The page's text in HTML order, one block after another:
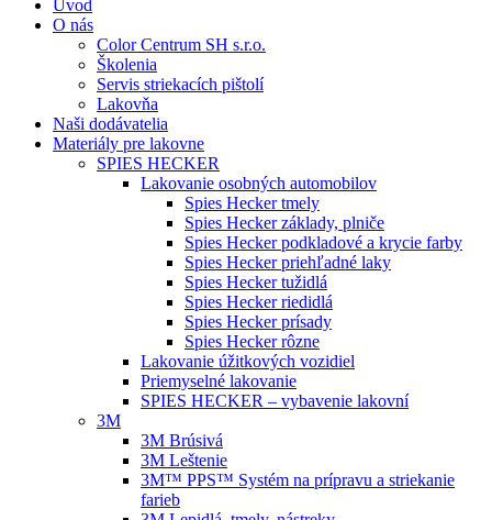
Úvod
O nás
Color Centrum SH s.r.o.
Školenia
Servis striekacích pištolí
Lakovňa
Naši dodávatelia
Materiály pre lakovne
SPIES HECKER
Lakovanie osobných automobilov
Spies Hecker tmely
Spies Hecker základy, plniče
Spies Hecker podkladové a krycie farby
Spies Hecker priehľadné laky
Spies Hecker tužidlá
Spies Hecker riedidlá
Spies Hecker prísady
Spies Hecker rôzne
Lakovanie úžitkových vozidiel
Priemyselné lakovanie
SPIES HECKER – vybavenie lakovní
3M
3M Brúsivá
3M Leštenie
3M™ PPS™ Systém na prípravu a striekanie
farieb